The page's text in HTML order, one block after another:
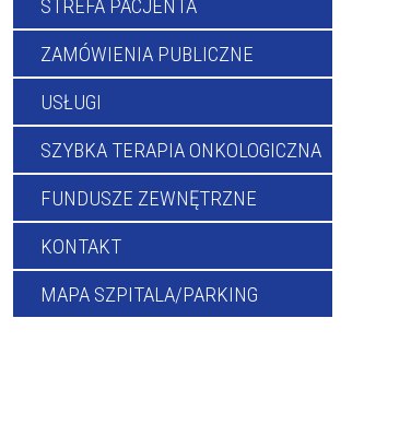
STREFA PACJENTA
ZAMÓWIENIA PUBLICZNE
USŁUGI
SZYBKA TERAPIA ONKOLOGICZNA
FUNDUSZE ZEWNĘTRZNE
KONTAKT
MAPA SZPITALA/PARKING